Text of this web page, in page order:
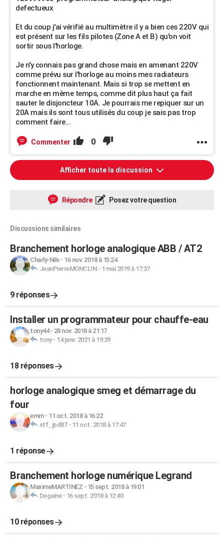
defectueux
Et du coup j'ai vérifié au multimètre il y a bien ces 220V qui
est présent sur les fils pilotes (Zone A et B) qu'on voit
sortir sous l'horloge.
Je n'y connais pas grand chose mais en amenant 220V
comme prévu sur l'horloge au moins mes radiateurs
fonctionnent maintenant. Mais si trop se mettent en
marche en même temps, comme dit plus haut ça fait
sauter le disjoncteur 10A. Je pourrais me repiquer sur un
20A mais ils sont tous utilisés du coup je sais pas trop
comment faire...
Commenter 0
Afficher toute la discussion
Répondre Posez votre question
Discussions similaires
Branchement horloge analogique ABB / AT2
Charly-Nils- 16 nov. 2018 à 15:24
JeanPierreMONCLIN- 1 mai 2019 à 17:37
9 réponses
Installer un programmateur pour chauffe-eau
tony44- 28 nov. 2018 à 21:17
tony- 14 janv. 2021 à 19:29
18 réponses
horloge analogique smeg et démarrage du
four
emm- 11 oct. 2018 à 16:22
stf_jpd87- 11 oct. 2018 à 17:47
1 réponse
Branchement horloge numérique Legrand
MaximeMARTINEZ - 15 sept. 2018 à 19:01
Degaine- 16 sept. 2018 à 12:40
10 réponses